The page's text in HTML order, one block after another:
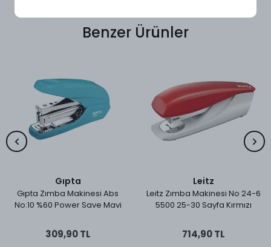
Benzer Ürünler
Gıpta
Gıpta Zımba Makinesi Abs
No:10 %60 Power Save Mavi
309,90 TL
Leitz
Leitz Zımba Makinesi No 24-6
5500 25-30 Sayfa Kırmızı
714,90 TL